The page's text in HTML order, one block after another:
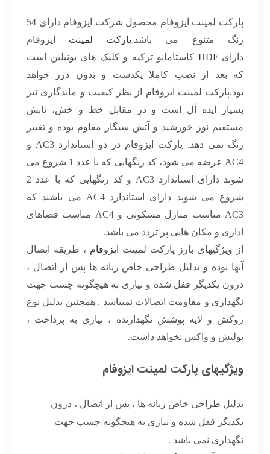
پارکت لمینت ایزوفام محصول شرکت ایزوفام دارای 54
رنگ متنوع می باشد.پارکت لمینت ایزوفام
دارایHDF کاستامانو ترکیه و کلیک های یونیلین است
که بعد از نصب کاملا یکدست و بدون درز خواهد
بود.پارکت لمینت ایزوفام از نظر کیفیت و ماندگاری نیز
بسیار ایده آل است و در مقابل خط و خش، تابش
مستقیم نور خورشید و آتش سیگار مقاوم بوده و تغییر
رنگ نمی دهد. پارکت ایزوفام در دو استاندارد AC3 و
AC4 عرضه می شود، کد رنگهایی که با عدد 1 شروع می
شوند دارای استاندارد AC3 و کد رنگهایی که با عدد 2
شروع می شوند دارای استاندارد AC4 می باشند که
AC3 مناسب منازل مسکونی و AC4 مناسب فضاهای
اداری و مکان هایی پر تردد می باشد.
از ویژگیهای بارز پارکت لمینت
ایزوفام ، طریقه اتصال
آنها بوده و بدلیل طراحی خاص زبانه ها پس از اتصال ،
درون یکدیگر قفل شده و نیازی به هیچگونه چسب جهت
نگهداری و مقاومت اتصالات نمیباشد . همچنین بدليل نوع
روکش و لايه پوشش نگهدارنده ، نیازی به پرداخت ،
پولیش و واکس نخواهد داشت.
ویژگیهای پارکت لمینت ایزوفام
بدلیل طراحی خاص زبانه ها ، پس از اتصال ، درون
یکدیگر قفل شده و نیازی به هیچگونه چسب جهت
نگهداری نمی باشد .